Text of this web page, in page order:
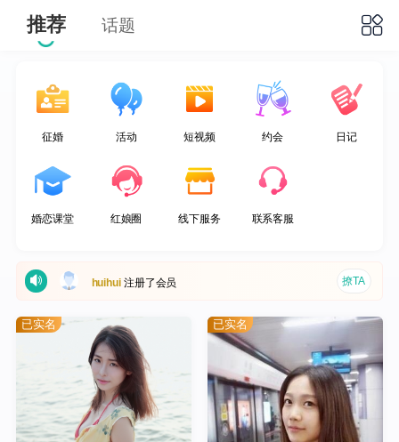
推荐 话题
征婚 活动 短视频 约会 日记
婚恋课堂 红娘圈 线下服务 联系客服
huihui注册了会员 撩TA
海贼忍者旺旺 注册了会员 撩TA
笑笑注册了会员 撩TA
jimmyyang注册了会员 撩TA
Flybird 查看了[李123]的资料 撩TA
已实名 已实名